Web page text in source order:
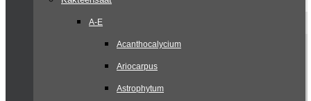
A-E
Acanthocalycium
Ariocarpus
Astrophytum